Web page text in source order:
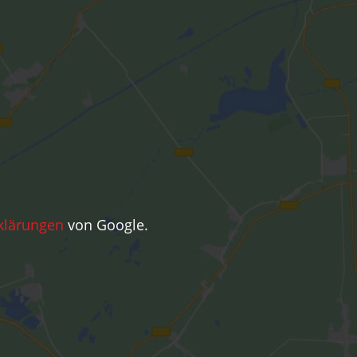
von Google.